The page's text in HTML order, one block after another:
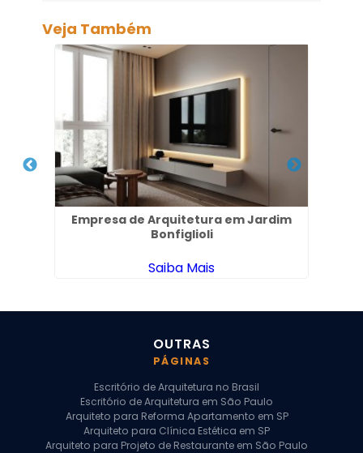
Veja Também
Empresa de Arquitetura em Jardim
Bonfiglioli
Saiba Mais
OUTRAS
PÁGINAS
Escritório de Arquitetura no Brasil
Escritório de Arquitetura em São Paulo
Arquiteto para Reforma Apartamento em SP
Arquiteto para Clínica Estética em SP
Arquiteto para Projeto de Restaurante em São Paulo